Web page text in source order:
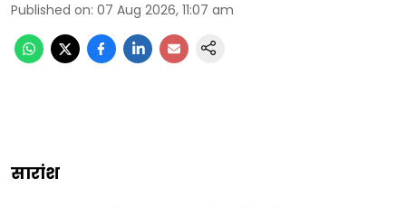
Published on: 07 Aug 2026, 11:07 am
सारांश